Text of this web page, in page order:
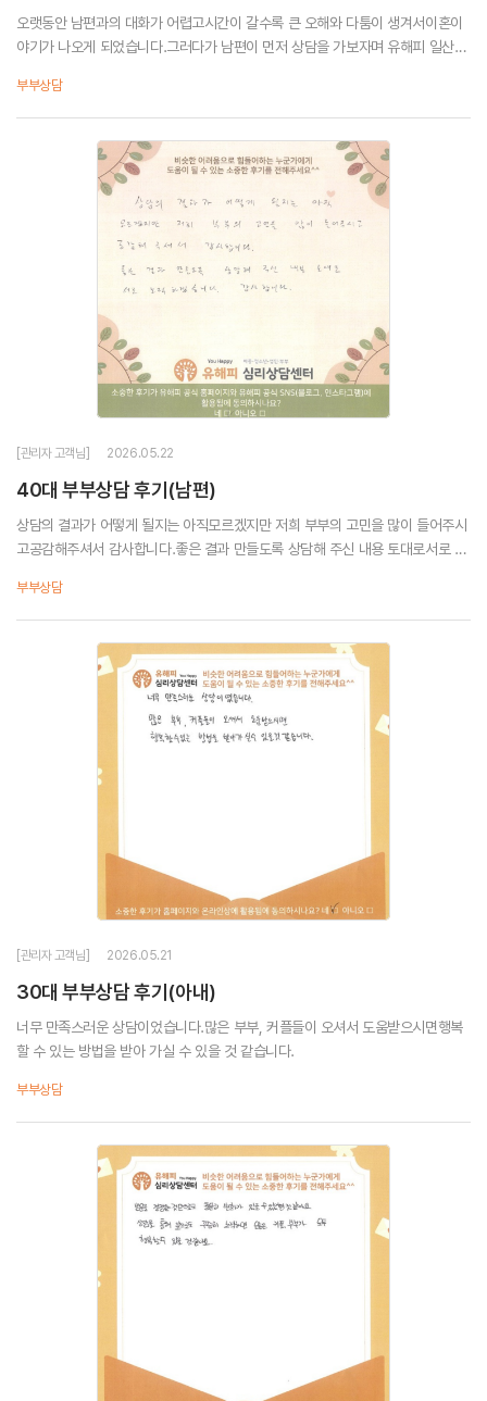
오랫동안 남편과의 대화가 어렵고시간이 갈수록 큰 오해와 다툼이 생겨서이혼이
야기가 나오게 되었습니다.그러다가 남편이 먼저 상담을 가보자며 유해피 일산점
까지 놓치지 않고 신경써서 들어주시고많은 도...
부부상담
[관리자 고객님] 2026.05.22
40대 부부상담 후기(남편)
상담의 결과가 어떻게 될지는 아직모르겠지만 저희 부부의 고민을 많이 들어주시
고공감해주셔서 감사합니다.좋은 결과 만들도록 상담해 주신 내용 토대로서로 노
부부상담
[관리자 고객님] 2026.05.21
30대 부부상담 후기(아내)
너무 만족스러운 상담이었습니다.많은 부부, 커플들이 오셔서 도움받으시면행복
할 수 있는 방법을 받아 가실 수 있을 것 같습니다.
부부상담